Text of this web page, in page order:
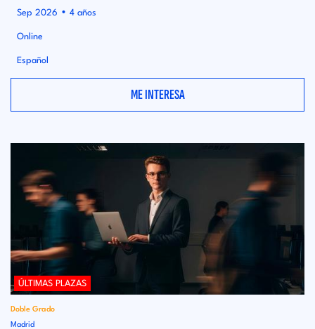
Sep 2026 • 4 años
Online
Español
ME INTERESA
ÚLTIMAS PLAZAS
Doble Grado
Madrid